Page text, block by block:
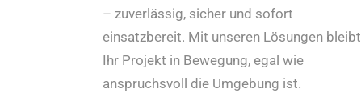
– zuverlässig, sicher und sofort
einsatzbereit. Mit unseren Lösungen bleibt
Ihr Projekt in Bewegung, egal wie
anspruchsvoll die Umgebung ist.